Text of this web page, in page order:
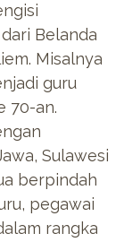
Belanda
Misalnya
guru
70-an.
Sulawesi
berpindah
pegawai
rangka